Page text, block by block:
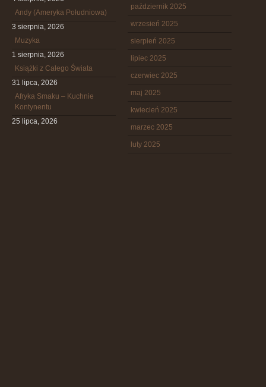
Andy (Ameryka Południowa)
3 sierpnia, 2026
Muzyka
1 sierpnia, 2026
Książki z Całego Świata
31 lipca, 2026
Afryka Smaku – Kuchnie
Kontynentu
25 lipca, 2026
październik 2025
wrzesień 2025
sierpień 2025
lipiec 2025
czerwiec 2025
maj 2025
kwiecień 2025
marzec 2025
luty 2025